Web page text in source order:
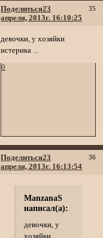
Поделиться 35
23
апреля, 2013г. 16:10:25
девочки, у хозяйки
истерика ...
0
Поделиться 36
23
апреля, 2013г. 16:13:54
ManzanaS
написал(а):
девочки, у
хозяйки